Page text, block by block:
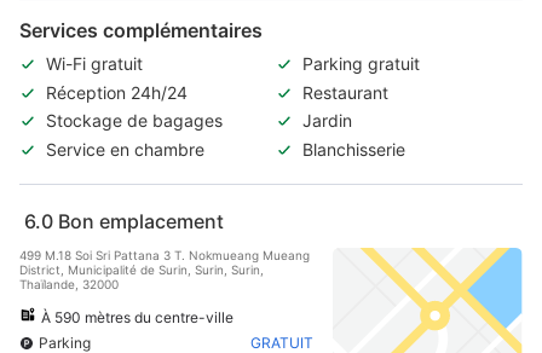
Services complémentaires
Wi-Fi gratuit
Parking gratuit
Réception 24h/24
Restaurant
Stockage de bagages
Jardin
Service en chambre
Blanchisserie
6.0 Bon emplacement
499 M.18 Soi Sri Pattana 3 T. Nokmueang Mueang
District, Municipalité de Surin, Surin, Surin,
Thaïlande, 32000
À 590 mètres du centre-ville
Parking
GRATUIT